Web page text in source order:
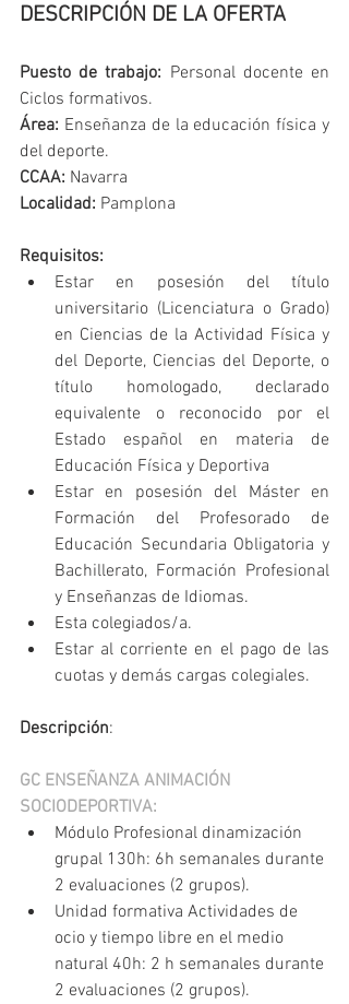
DESCRIPCIÓN DE LA OFERTA
Puesto de trabajo: Personal docente en
Ciclos formativos.
Área: Enseñanza de la educación física y
del deporte.
CCAA: Navarra
Localidad: Pamplona
Requisitos:
Estar en posesión del título
universitario (Licenciatura o Grado)
en Ciencias de la Actividad Física y
del Deporte, Ciencias del Deporte, o
título homologado, declarado
equivalente o reconocido por el
Estado español en materia de
Educación Física y Deportiva
Estar en posesión del Máster en
Formación del Profesorado de
Educación Secundaria Obligatoria y
Bachillerato, Formación Profesional
y Enseñanzas de Idiomas.
Esta colegiados/a.
Estar al corriente en el pago de las
cuotas y demás cargas colegiales.
Descripción:
GC ENSEÑANZA ANIMACIÓN
SOCIODEPORTIVA:
Módulo Profesional dinamización
grupal 130h: 6h semanales durante
2 evaluaciones (2 grupos).
Unidad formativa Actividades de
ocio y tiempo libre en el medio
natural 40h: 2 h semanales durante
2 evaluaciones (2 grupos).